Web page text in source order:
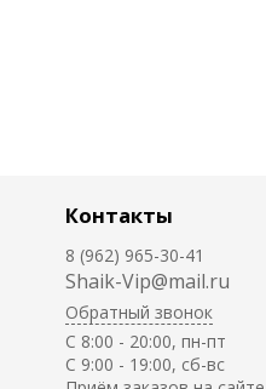
Контакты
8 (962) 965-30-41
Shaik-Vip@mail.ru
Обратный звонок
C 8:00 - 20:00, пн-пт
С 9:00 - 19:00, сб-вс